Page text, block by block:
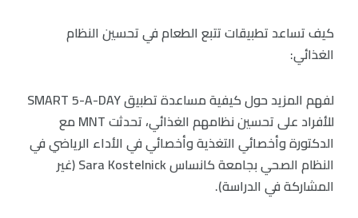
كيف تساعد تطبيقات تتبع الطعام في تحسين النظام
الغذائي:
لفهم المزيد حول كيفية مساعدة تطبيق SMART 5-A-DAY
للأفراد على تحسين نظامهم الغذائي، تحدثت MNT مع
الدكتورة وأخصائي التغذية وأخصائي في الأداء الرياضي في
النظام الصحي بجامعة كانساس Sara Kostelnick (غير
المشاركة في الدراسة).